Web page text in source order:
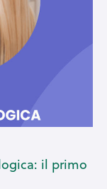
il primo